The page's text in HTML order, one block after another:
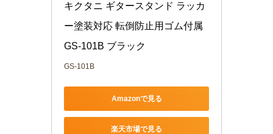
キクタニ ギタースタンド ラッカ
ー塗装対応 転倒防止用ゴム付属
GS-101B ブラック
GS-101B
Amazonで見る
楽天市場で見る